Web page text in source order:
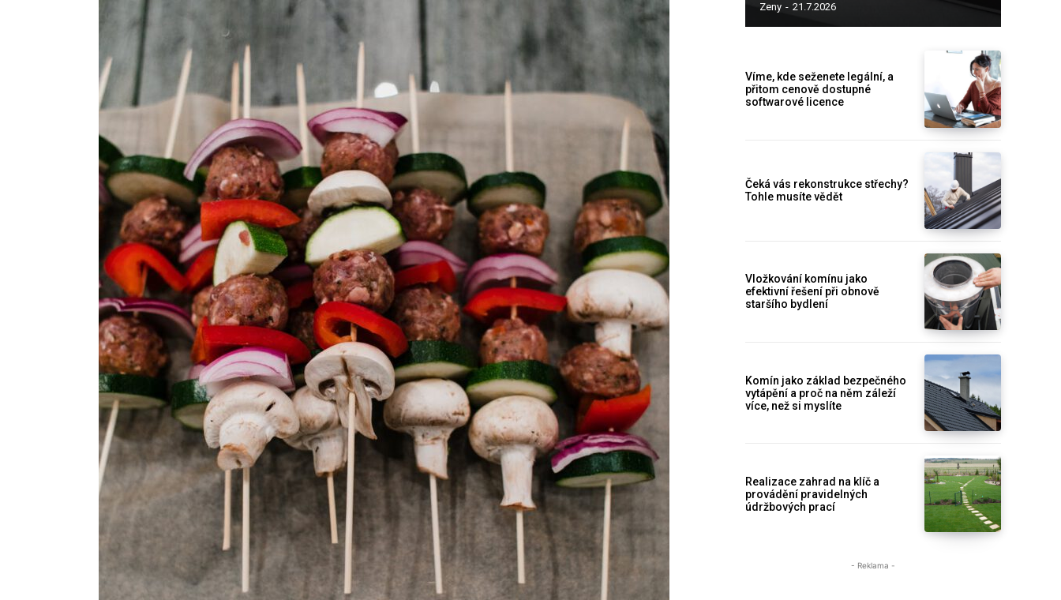
Zeny - 21.7.2026
Víme, kde seženete legální, a
přitom cenově dostupné
softwarové licence
Čeká vás rekonstrukce střechy?
Tohle musíte vědět
Vložkování komínu jako
efektivní řešení při obnově
staršího bydlení
Komín jako základ bezpečného
vytápění a proč na něm záleží
více, než si myslíte
Realizace zahrad na klíč a
provádění pravidelných
údržbových prací
- Reklama -